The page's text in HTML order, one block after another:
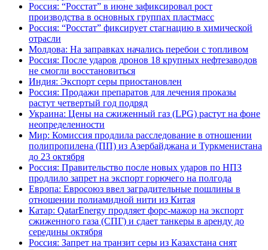
Россия: “Росстат” в июне зафиксировал рост
производства в основных группах пластмасс
Россия: “Росстат” фиксирует стагнацию в химической
отрасли
Молдова: На заправках начались перебои с топливом
Россия: После ударов дронов 18 крупных нефтезаводов
не смогли восстановиться
Индия: Экспорт серы приостановлен
Россия: Продажи препаратов для лечения проказы
растут четвертый год подряд
Украина: Цены на сжиженный газ (LPG) растут на фоне
неопределенности
Мир: Комиссия продлила расследование в отношении
полипропилена (ПП) из Азербайджана и Туркменистана
до 23 октября
Россия: Правительство после новых ударов по НПЗ
продлило запрет на экспорт горючего на полгода
Европа: Евросоюз ввел заградительные пошлины в
отношении полиамидной нити из Китая
Катар: QatarEnergy продляет форс-мажор на экспорт
сжиженного газа (СПГ) и сдает танкеры в аренду до
середины октября
Россия: Запрет на транзит серы из Казахстана снят